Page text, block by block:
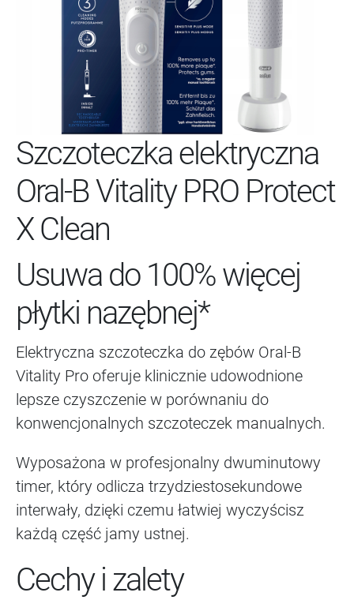
Szczoteczka elektryczna
Oral-B Vitality PRO Protect
X Clean
Usuwa do 100% więcej
płytki nazębnej*
Elektryczna szczoteczka do zębów Oral-B
Vitality Pro oferuje klinicznie udowodnione
lepsze czyszczenie w porównaniu do
konwencjonalnych szczoteczek manualnych.
Wyposażona w profesjonalny dwuminutowy
timer, który odlicza trzydziestosekundowe
interwały, dzięki czemu łatwiej wyczyścisz
każdą część jamy ustnej.
Cechy i zalety